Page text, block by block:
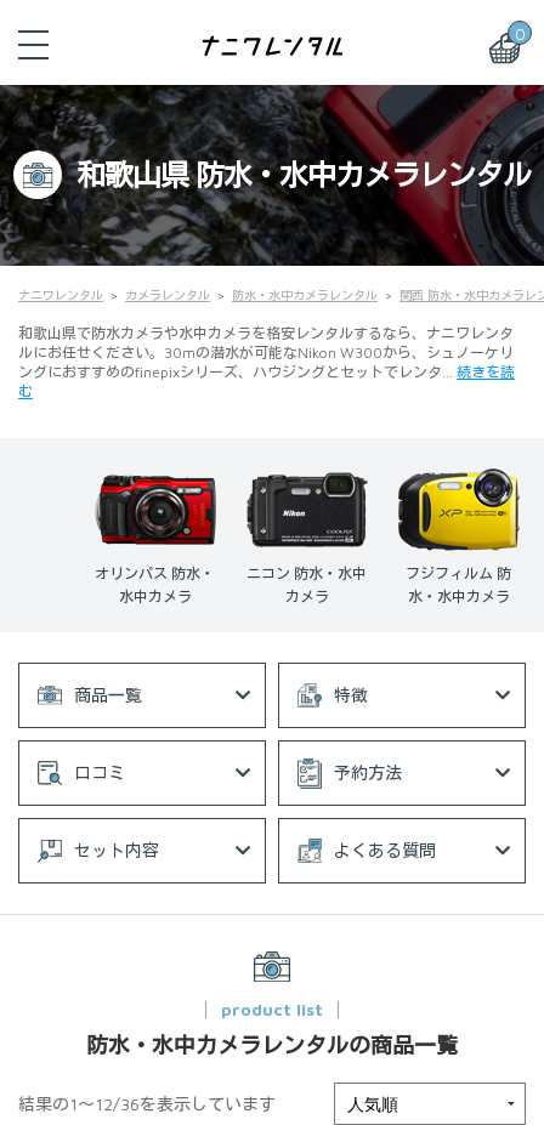
0
和歌山県 防水・水中カメラレンタル
ナニワレンタル カメラレンタル 防水・水中カメラレンタル 関西 防水・水中カメラレ
和歌山県で防水カメラや水中カメラを格安レンタルするなら、ナニワレンタ
ルにお任せください。30mの潜水が可能なNikon W300から、シュノーケリ
ングにおすすめのfinepixシリーズ、ハウジングとセットでレンタ… 続きを読
む
オリンパス 防水・
水中カメラ
ニコン 防水・水中
カメラ
フジフィルム 防
水・水中カメラ
商品一覧 特徴
口コミ 予約方法
セット内容 よくある質問
product list
防水・水中カメラレンタルの商品一覧
結果の1～12/36を表示しています